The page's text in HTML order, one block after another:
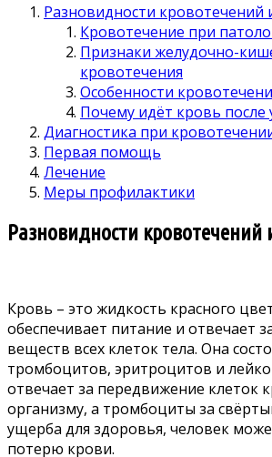
Разновидности кровотечений
Кровотечение при
Признаки желудочно-
кровотечения
Особенности
Почему идёт кровь после
Диагностика при
Первая помощь
Лечение
Меры профилактики
Разновидности кровотечений
Кровь – это жидкость красного
обеспечивает питание и отвечает
веществ всех клеток тела. Она
тромбоцитов, эритроцитов и
отвечает за передвижение клеток
организму, а тромбоциты за
ущерба для здоровья, человек
потерю крови.